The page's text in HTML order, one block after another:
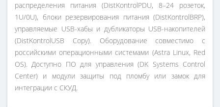
распределения питания (DistKontrolPDU, 8–24 розеток,
1U/0U), блоки резервирования питания (DistKontrolBRP),
управляемые USB-хабы и дубликаторы USB-накопителей
(DistKontrolUSB Copy). Оборудование совместимо с
российскими операционными системами (Astra Linux, Red
OS). Доступно ПО для управления (DK Systems Control
Center) и модули защиты под пломбу или замок для
интеграции с СКУД.